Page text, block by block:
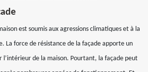
est soumis aux agressions climatiques et à la
La force de résistance de la façade apporte un
l’intérieur de la maison. Pourtant, la façade peut